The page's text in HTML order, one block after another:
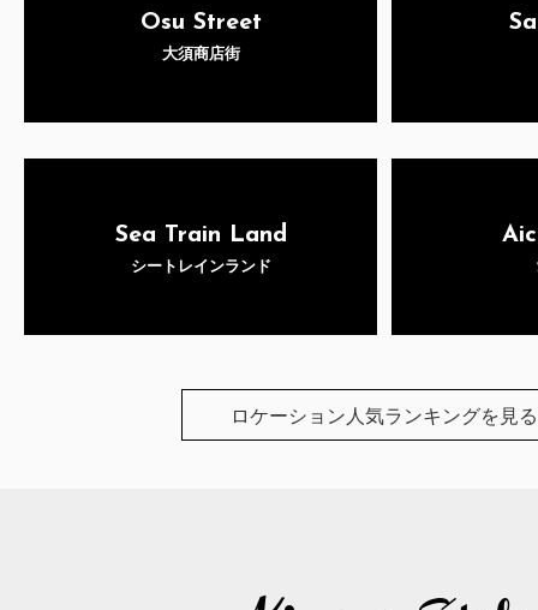
Osu Street
大須商店街
Sea Train Land
シートレインランド
ロケーション人気ランキングを見る